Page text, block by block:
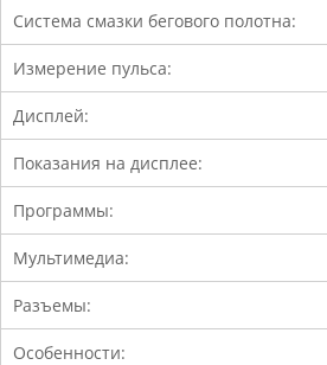
Система смазки бегового полотна:
Измерение пульса:
Дисплей:
Показания на дисплее:
Программы:
Мультимедиа:
Разъемы:
Особенности: